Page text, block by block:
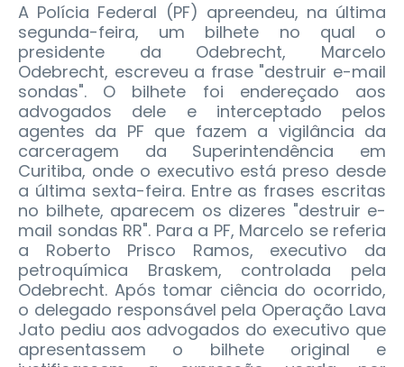
A Polícia Federal (PF) apreendeu, na última
segunda-feira, um bilhete no qual o
presidente da Odebrecht, Marcelo
Odebrecht, escreveu a frase "destruir e-mail
sondas". O bilhete foi endereçado aos
advogados dele e interceptado pelos
agentes da PF que fazem a vigilância da
carceragem da Superintendência em
Curitiba, onde o executivo está preso desde
a última sexta-feira.Entre as frases escritas
no bilhete, aparecem os dizeres "destruir e-
mail sondas RR". Para a PF, Marcelo se referia
a Roberto Prisco Ramos, executivo da
petroquímica Braskem, controlada pela
Odebrecht. Após tomar ciência do ocorrido,
o delegado responsável pela Operação Lava
Jato pediu aos advogados do executivo que
apresentassem o bilhete original e